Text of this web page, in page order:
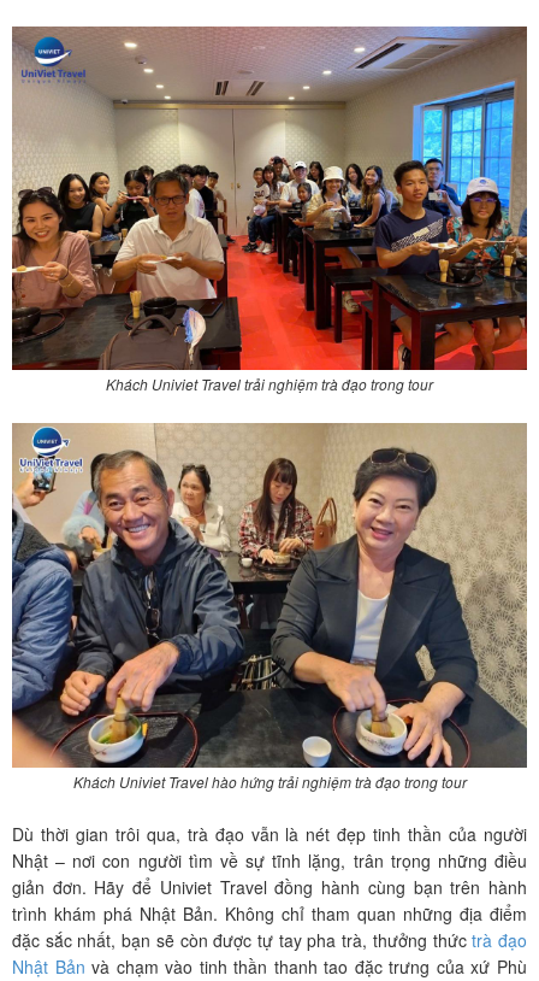
Khách Univiet Travel trải nghiệm trà đạo trong tour
Khách Univiet Travel hào hứng trải nghiệm trà đạo trong tour
Dù thời gian trôi qua, trà đạo vẫn là nét đẹp tinh thần của người
Nhật – nơi con người tìm về sự tĩnh lặng, trân trọng những điều
giản đơn. Hãy để Univiet Travel đồng hành cùng bạn trên hành
trình khám phá Nhật Bản. Không chỉ tham quan những địa điểm
đặc sắc nhất, bạn sẽ còn được tự tay pha trà, thưởng thứctrà đạo
Nhật Bản và chạm vào tinh thần thanh tao đặc trưng của xứ Phù